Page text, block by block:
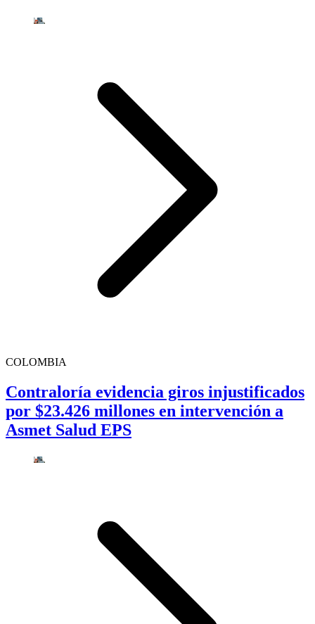
COLOMBIA
Contraloría evidencia giros injustificados
por $23.426 millones en intervención a
Asmet Salud EPS